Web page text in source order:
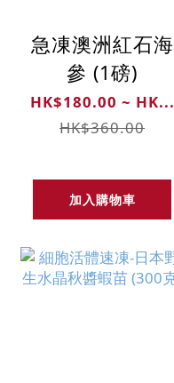
急凍澳洲紅石海
參 (1磅)
HK$180.00 ~ HK...
HK$360.00
加入購物車